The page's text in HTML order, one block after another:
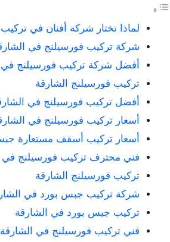
لماذا تختار شركة أفنان في
شركة تركيب فورسيلنج في
أفضل شركة تركيب فورسيلنج في
تركيب فورسيلنج الشارقة
أفضل تركيب فورسيلنج في
أسعار تركيب فورسيلنج في
أسعار تركيب أسقف مستعارة
فني محترف تركيب فورسيلنج في
تركيب فورسيلنج الشارقة
شركة تركيب جبس بورد في
تركيب جبس بورد في الشارقة
فني تركيب فورسيلنج في الشارقة